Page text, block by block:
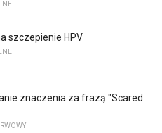
szczepienie HPV
znaczenia za frazą "Scared